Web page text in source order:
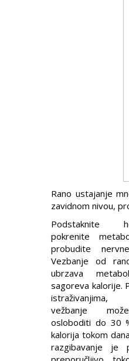
Rano ustajanje
zavidnom nivou,
Podstaknite
pokrenite
probudite
Vezbanje od
ubrzava
sagoreva kalorije.
istraživanjima,
vežbanje
osloboditi do 30
kalorija tokom
razgibavanje je